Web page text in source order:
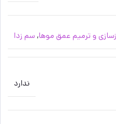
و ترمیم عمق موها, سم زدا
ندارد